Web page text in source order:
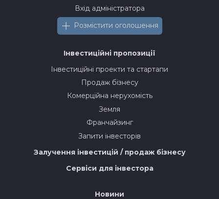
Вхід адміністратора
Розмістити оголошення
Інвестиційні пропозиції
Інвестиційні проекти та стартапи
Продаж бізнесу
Комерційна нерухомість
Земля
Франчайзинг
Запити інвесторів
Залучення інвестицій / продаж бізнесу
Сервіси для інвестора
Новини